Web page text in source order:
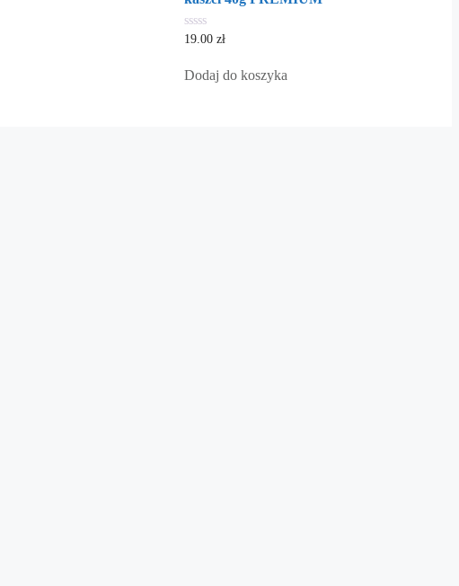
0
5
19.00 zł
Dodaj do koszyka